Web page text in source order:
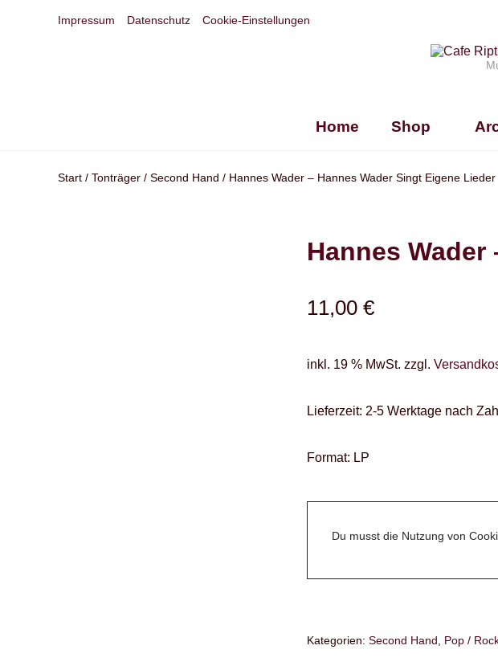
Home Shop
Impressum Datenschutz
Cookie-Einstellungen
Start / Tonträger / Second Hand / Hannes Wader – Hannes Wader Singt Eigene Lieder
Hannes
11,00 €
inkl. 19 % MwSt. zzgl.
Lieferzeit: 2-5 Werktage nach
Format: LP
Du musst die Nutzung von
Kategorien: Second Hand Pop /